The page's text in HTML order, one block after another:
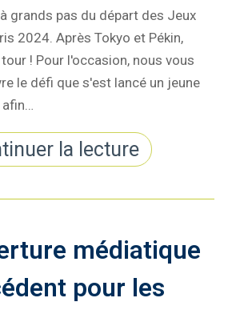
grands pas du départ des Jeux
2024. Après Tokyo et Pékin,
! Pour l'occasion, nous vous
le défi que s'est lancé un jeune
la lecture
médiatique
pour les